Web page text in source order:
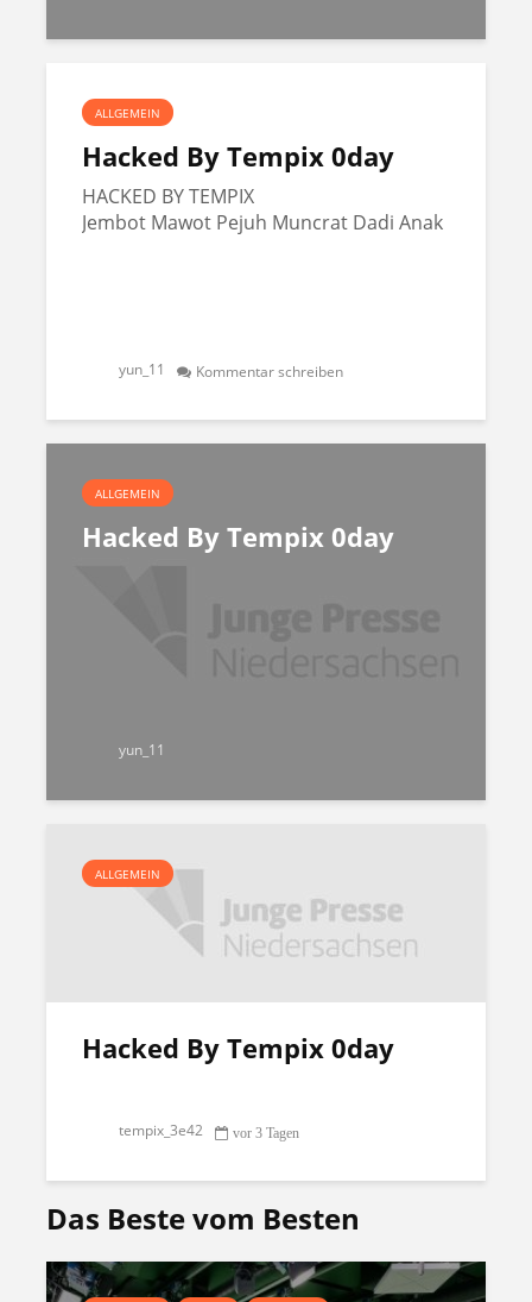
ALLGEMEIN
Hacked By Tempix 0day
HACKED BY TEMPIX
Jembot Mawot Pejuh Muncrat Dadi Anak
yun_11 Kommentar schreiben
ALLGEMEIN
Hacked By Tempix 0day
yun_11
ALLGEMEIN
Hacked By Tempix 0day
tempix_3e42 vor 3 Tagen
Das Beste vom Besten